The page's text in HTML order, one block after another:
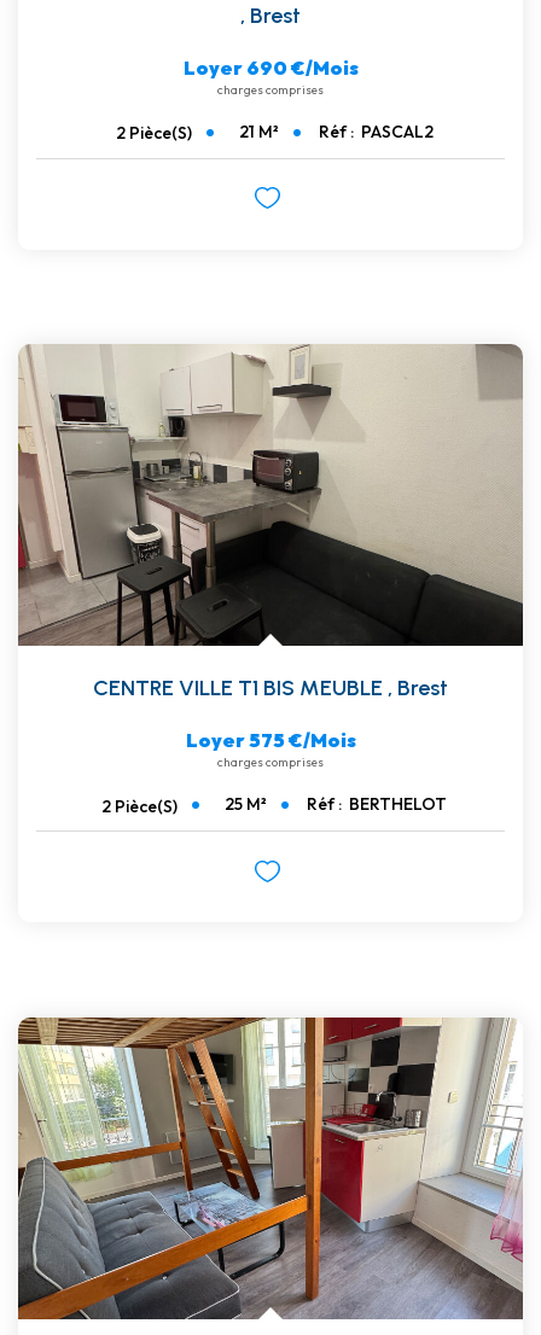
, Brest
Loyer 690 €/mois
charges comprises
2 Pièce(s) 21 M² Réf : PASCAL2
CENTRE VILLE T1 BIS MEUBLE , Brest
Loyer 575 €/mois
charges comprises
2 Pièce(s) 25 M² Réf : BERTHELOT